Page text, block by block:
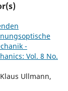
-
Vol. 8 No.
Ullmann,